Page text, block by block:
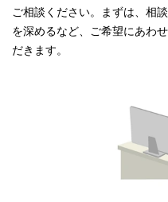
ご相談ください。まずは、相
を深めるなど、ご希望にあわ
だきます。